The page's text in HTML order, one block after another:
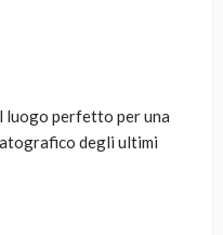
luogo perfetto per una
degli ultimi